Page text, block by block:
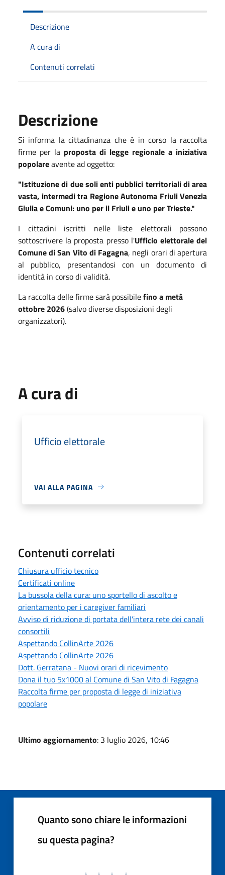
Descrizione
A cura di
Contenuti correlati
Descrizione
Si informa la cittadinanza che è in corso la raccolta
firme per la proposta di legge regionale a iniziativa
popolareavente ad oggetto:
"Istituzione di due soli enti pubblici territoriali di area
vasta, intermedi tra Regione Autonoma Friuli Venezia
Giulia e Comuni: uno per il Friuli e uno per Trieste."
I cittadini iscritti nelle liste elettorali possono
sottoscrivere la proposta presso l'Ufficio elettorale del
Comune di San Vito di Fagagna, negli orari di apertura
al pubblico, presentandosi con un documento di
identità in corso di validità.
La raccolta delle firme sarà possibilefino a metà
ottobre 2026(salvo diverse disposizioni degli
organizzatori).
A cura di
Ufficio elettorale
VAI ALLA PAGINA
Contenuti correlati
Chiusura ufficio tecnico
Certificati online
La bussola della cura: uno sportello di ascolto e
orientamento per i caregiver familiari
Avviso di riduzione di portata dell'intera rete dei canali
consortili
Aspettando CollinArte 2026
Aspettando CollinArte 2026
Dott. Gerratana - Nuovi orari di ricevimento
Dona il tuo 5x1000 al Comune di San Vito di Fagagna
Raccolta firme per proposta di legge di iniziativa
popolare
Ultimo aggiornamento: 3 luglio 2026, 10:46
Quanto sono chiare le informazioni
su questa pagina?